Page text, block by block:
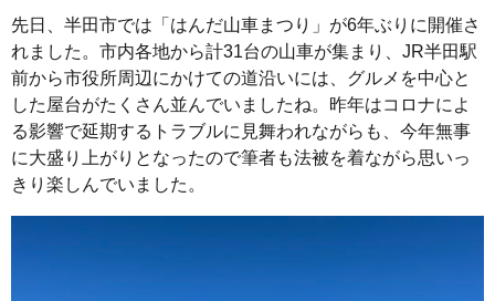
先日、半田市では「はんだ山車まつり」が6年ぶりに開催さ
れました。市内各地から計31台の山車が集まり、JR半田駅
前から市役所周辺にかけての道沿いには、グルメを中心と
した屋台がたくさん並んでいましたね。昨年はコロナによ
る影響で延期するトラブルに見舞われながらも、今年無事
に大盛り上がりとなったので筆者も法被を着ながら思いっ
きり楽しんでいました。